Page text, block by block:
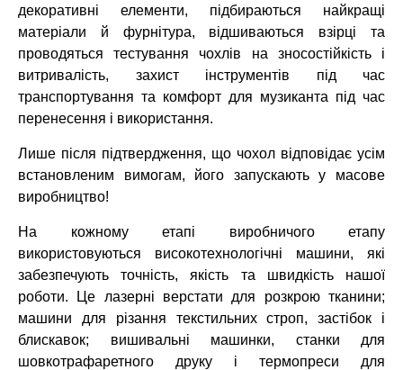
декоративні елементи, підбираються найкращі
матеріали й фурнітура, відшиваються взірці та
проводятьсятестування чохлів на зносостійкість і
витривалість, захист інструментів під час
транспортування та комфорт для музиканта під час
перенесення і використання.
Лише після підтвердження, що чохол відповідає усім
встановленим вимогам, його запускають у масове
виробництво!
На кожному етапі виробничого етапу
використовуються високотехнологічні машини, які
забезпечують точність, якість та швидкість нашої
роботи. Це лазерні верстати для розкрою тканини;
машини для різання текстильних строп, застібок і
блискавок; вишивальні машинки, станки для
шовкотрафаретного друку і термопреси для